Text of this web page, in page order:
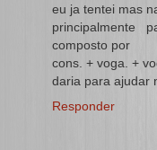
eu ja tentei mas
principalmente
composto por
cons. + voga. +
daria para ajudar
Responder